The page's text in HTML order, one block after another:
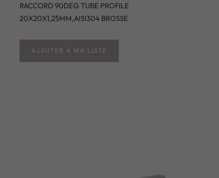
RACCORD 90DEG TUBE PROFILE
20X20X1,25MM,AISI304 BROSSE
AJOUTER À MA LISTE